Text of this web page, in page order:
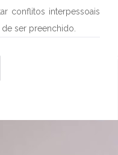
conflitos interpessoais
ser preenchido.